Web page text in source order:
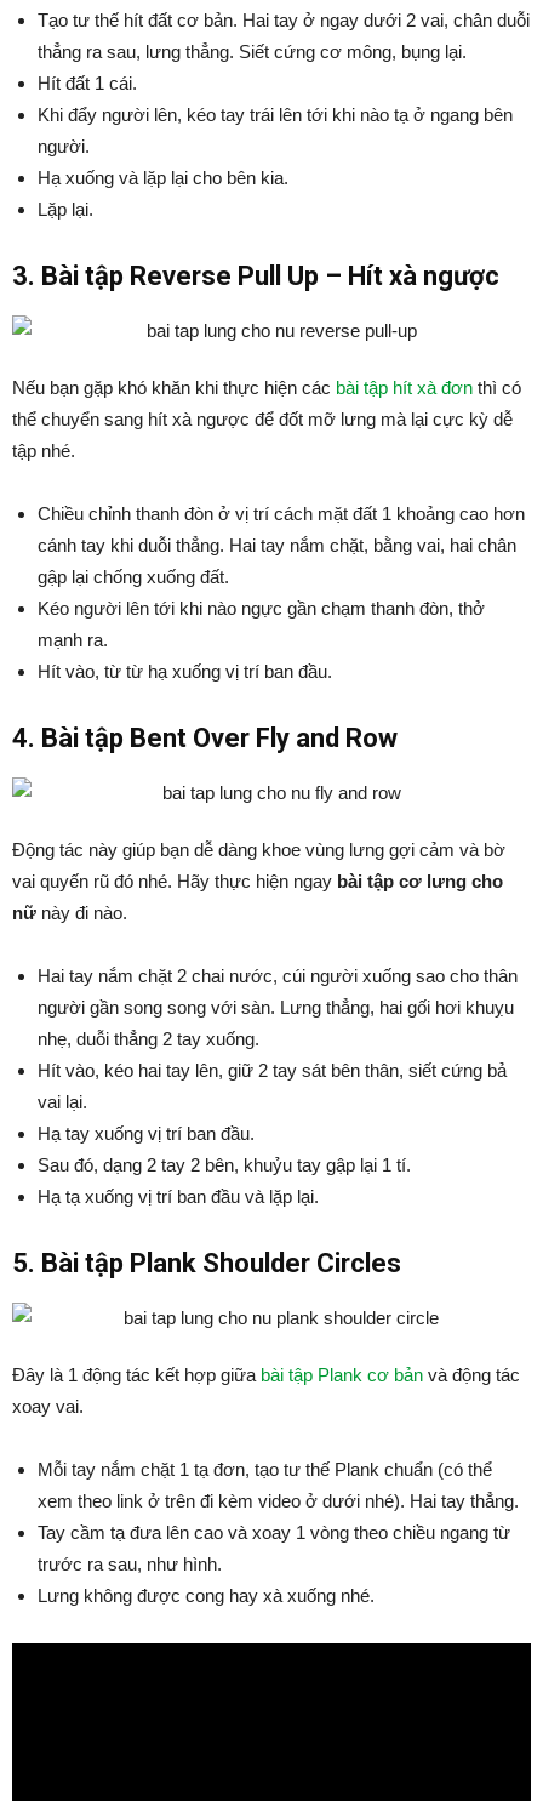
Tạo tư thế hít đất cơ bản. Hai tay ở ngay dưới 2 vai, chân duỗi
thẳng ra sau, lưng thẳng. Siết cứng cơ mông, bụng lại.
Hít đất 1 cái.
Khi đẩy người lên, kéo tay trái lên tới khi nào tạ ở ngang bên
người.
Hạ xuống và lặp lại cho bên kia.
Lặp lại.
3. Bài tập Reverse Pull Up – Hít xà ngược
Nếu bạn gặp khó khăn khi thực hiện các bài tập hít xà đơn thì có
thể chuyển sang hít xà ngược để đốt mỡ lưng mà lại cực kỳ dễ
tập nhé.
Chiều chỉnh thanh đòn ở vị trí cách mặt đất 1 khoảng cao hơn
cánh tay khi duỗi thẳng. Hai tay nắm chặt, bằng vai, hai chân
gập lại chống xuống đất.
Kéo người lên tới khi nào ngực gần chạm thanh đòn, thở
mạnh ra.
Hít vào, từ từ hạ xuống vị trí ban đầu.
4. Bài tập Bent Over Fly and Row
Động tác này giúp bạn dễ dàng khoe vùng lưng gợi cảm và bờ
vai quyến rũ đó nhé. Hãy thực hiện ngay bài tập cơ lưng cho
nữ này đi nào.
Hai tay nắm chặt 2 chai nước, cúi người xuống sao cho thân
người gần song song với sàn. Lưng thẳng, hai gối hơi khuỵu
nhẹ, duỗi thẳng 2 tay xuống.
Hít vào, kéo hai tay lên, giữ 2 tay sát bên thân, siết cứng bả
vai lại.
Hạ tay xuống vị trí ban đầu.
Sau đó, dạng 2 tay 2 bên, khuỷu tay gập lại 1 tí.
Hạ tạ xuống vị trí ban đầu và lặp lại.
5. Bài tập Plank Shoulder Circles
Đây là 1 động tác kết hợp giữa bài tập Plank cơ bản và động tác
xoay vai.
Mỗi tay nắm chặt 1 tạ đơn, tạo tư thế Plank chuẩn (có thể
xem theo link ở trên đi kèm video ở dưới nhé). Hai tay thẳng.
Tay cầm tạ đưa lên cao và xoay 1 vòng theo chiều ngang từ
trước ra sau, như hình.
Lưng không được cong hay xà xuống nhé.